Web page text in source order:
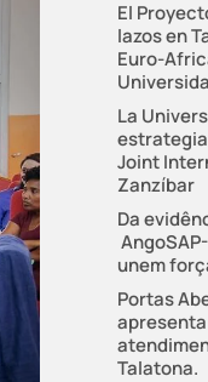
El
lazos en
Euro-
La
Joint
Zanzíbar
Da
unem
Portas
Talatona.